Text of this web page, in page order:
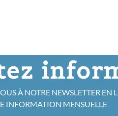
À NOTRE NEWSLETTER EN
INFORMATION MENSUELLE